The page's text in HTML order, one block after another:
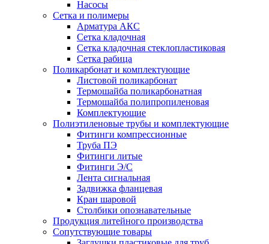
Насосы
Сетка и полимеры
Арматура АКС
Сетка кладочная
Сетка кладочная стеклопластиковая
Сетка рабица
Поликарбонат и комплектующие
Листовой поликарбонат
Термошайба поликарбонатная
Термошайба полипропиленовая
Комплектующие
Полиэтиленовые трубы и комплектующие
Фитинги компрессионные
Труба ПЭ
Фитинги литые
Фитинги Э/С
Лента сигнальная
Задвижка фланцевая
Кран шаровой
Столбики опознавательные
Продукция литейного производства
Сопутствующие товары